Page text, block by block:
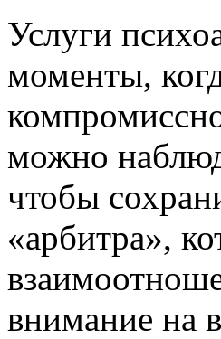
Услуги
моменты,
можно
чтобы
«арбитра»,
внимание на